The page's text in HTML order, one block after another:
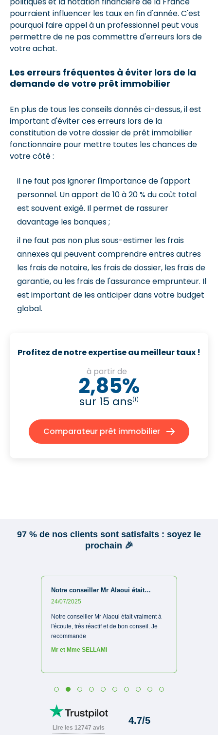
pourraient influencer les taux en fin d'année. C'est
pourquoi faire appel à un professionnel peut vous
permettre de ne pas commettre d'erreurs lors de
votre achat.
Les erreurs fréquentes à éviter lors de la
demande de votre prêt immobilier
En plus de tous les conseils donnés ci-dessus, il est
important d'éviter ces erreurs lors de la
constitution de votre dossier de prêt immobilier
fonctionnaire pour mettre toutes les chances de
votre côté :
il ne faut pas ignorer l'importance de l'apport
personnel. Un apport de 10 à 20 % du coût total
est souvent exigé. Il permet de rassurer
davantage les banques ;
il ne faut pas non plus sous-estimer les frais
annexes qui peuvent comprendre entres autres
les frais de notaire, les frais de dossier, les frais de
garantie, ou les frais de l'assurance emprunteur. Il
est important de les anticiper dans votre budget
global.
Profitez de notre expertise au meilleur taux !
à partir de
2,85%
sur 15 ans(1)
Comparateur prêt immobilier